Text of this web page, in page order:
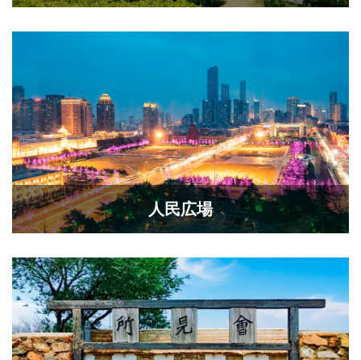
人民広場